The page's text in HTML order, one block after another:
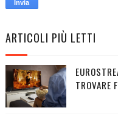
ARTICOLI PIÙ LETTI
TROVARE